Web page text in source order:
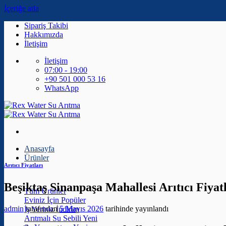
İçeriğe atla
Sipariş Takibi
Hakkımızda
İletişim
İletişim
07:00 - 19:00
+90 501 000 53 16
WhatsApp
Anasayfa
Ürünler
Tüm Ürünler
Eviniz İçin
İş Yeriniz
Arıtmalı Su Sebili
Arıtıcı Fiyatları
Beşiktaş Sinanpaşa Mahallesi Arıtıcı
admintarafından 5 Mayıs 2026 tarihinde yayınlandı